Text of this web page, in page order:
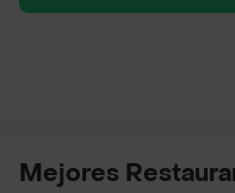
Mejores